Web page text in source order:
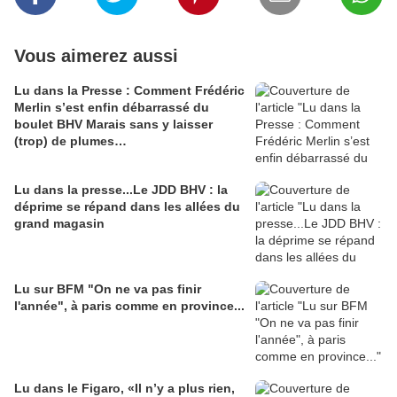
Vous aimerez aussi
Lu dans la Presse : Comment Frédéric
Merlin s’est enfin débarrassé du
boulet BHV Marais sans y laisser
(trop) de plumes…
Lu dans la presse...Le JDD BHV : la
déprime se répand dans les allées du
grand magasin
Lu sur BFM "On ne va pas finir
l'année", à paris comme en province...
Lu dans le Figaro, «Il n’y a plus rien,